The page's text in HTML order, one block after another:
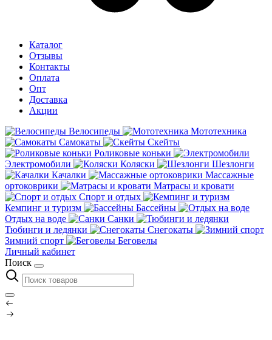
Каталог
Отзывы
Контакты
Оплата
Опт
Доставка
Акции
Велосипеды
Мототехника
Самокаты
Скейты
Роликовые коньки
Электромобили
Коляски
Шезлонги
Качалки
Массажные
ортоковрики
Матрасы и кровати
Спорт и отдых
Кемпинг и туризм
Бассейны
Отдых на воде
Санки
Тюбинги и ледянки
Снегокаты
Зимний спорт
Беговелы
Личный кабинет
Поиск